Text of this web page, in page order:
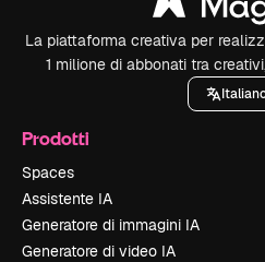
La piattaforma creativa per
1 milione di abbonati tra
Prodotti
Spaces
Assistente IA
Generatore di immagini IA
Generatore di video IA